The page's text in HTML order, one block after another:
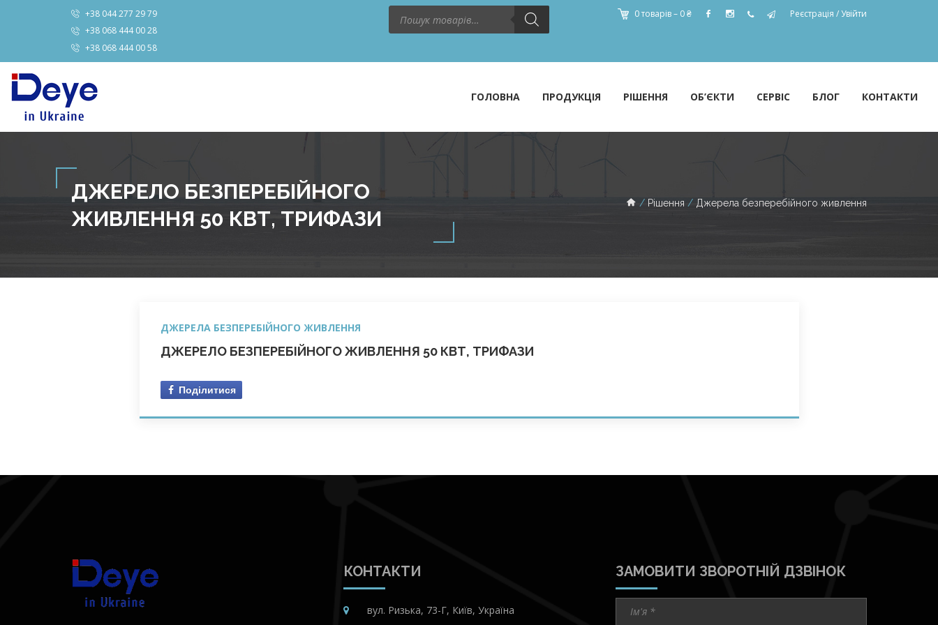
+38 044 277 29 79
+38 068 444 00 28
+38 068 444 00 58
Пошук
товарів 0 товарів – 0₴ Реєстрація /Увійти
ГОЛОВНА ПРОДУКЦІЯ РІШЕННЯ ОБ’ЄКТИ СЕРВІС БЛОГ КОНТАКТИ
ДЖЕРЕЛО БЕЗПЕРЕБІЙНОГО
ЖИВЛЕННЯ 50 КВТ, ТРИФАЗИ
Рішення Джерела безперебійного живлення
ДЖЕРЕЛА БЕЗПЕРЕБІЙНОГО ЖИВЛЕННЯ
ДЖЕРЕЛО БЕЗПЕРЕБІЙНОГО ЖИВЛЕННЯ 50 КВТ, ТРИФАЗИ
Поділитися
КОНТАКТИ
вул. Ризька, 73-Г, Київ, Україна
ЗАМОВИТИ ЗВОРОТНІЙ ДЗВІНОК